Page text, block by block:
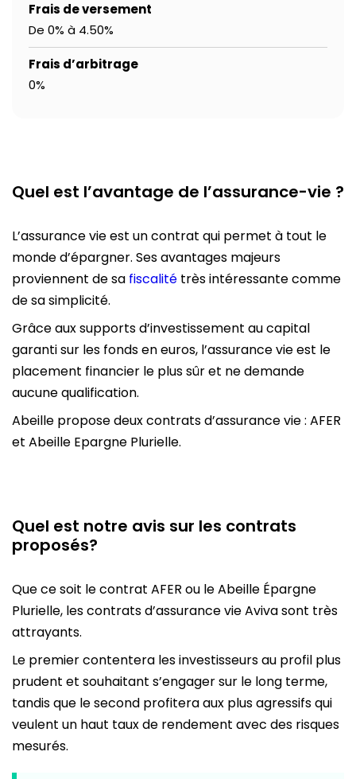
Frais de versement
De 0% à 4.50%
Frais d’arbitrage
0%
Quel est l’avantage de l’assurance-vie ?
L’assurance vie est un contrat qui permet à tout le
monde d’épargner. Ses avantages majeurs
proviennent de sa fiscalité très intéressante comme
de sa simplicité.
Grâce aux supports d’investissement au capital
garanti sur les fonds en euros, l’assurance vie est le
placement financier le plus sûr et ne demande
aucune qualification.
Abeille propose deux contrats d’assurance vie : AFER
et Abeille Epargne Plurielle.
Quel est notre avis sur les contrats
proposés?
Que ce soit le contrat AFER ou le Abeille Épargne
Plurielle, les contrats d’assurance vie Aviva sont très
attrayants.
Le premier contentera les investisseurs au profil plus
prudent et souhaitant s’engager sur le long terme,
tandis que le second profitera aux plus agressifs qui
veulent un haut taux de rendement avec des risques
mesurés.